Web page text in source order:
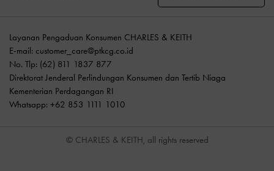
Layanan Pengaduan Konsumen CHARLES & KEITH
E-mail: customer_care@ptkcg.co.id
No. Tlp: (62) 811 1837 877
Direktorat Jenderal Perlindungan Konsumen dan Tertib Niaga
Kementerian Perdagangan RI
Whatsapp: +62 853 1111 1010
© CHARLES & KEITH, all rights reserved